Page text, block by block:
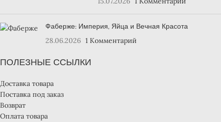
Фаберже: Империя, Яйца и Вечная Красота
28.06.2026 1 Комментарий
ПОЛЕЗНЫЕ ССЫЛКИ
Доставка товара
Поставка под заказ
Возврат
Оплата товара